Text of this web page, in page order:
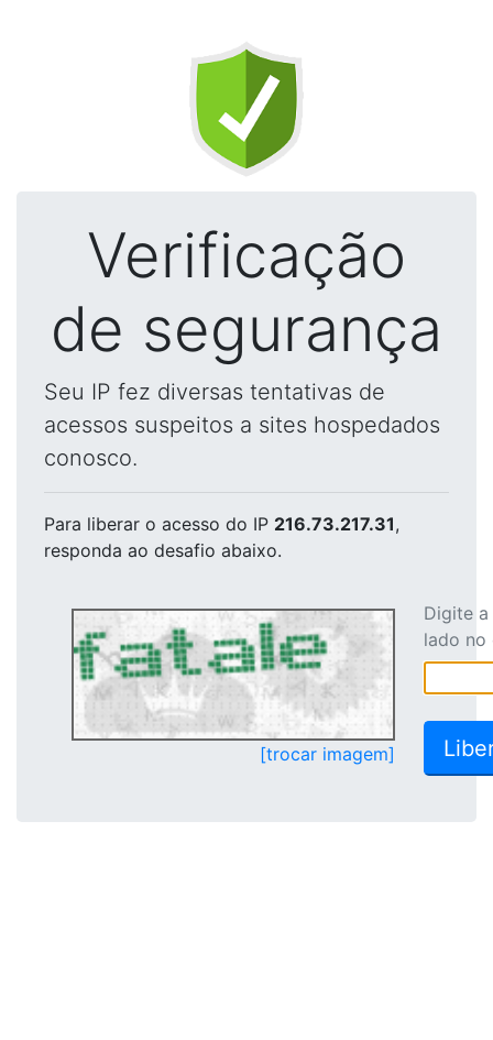
Verificação
de segurança
Seu IP fez diversas tentativas de
acessos suspeitos a sites hospedados
conosco.
Para liberar o acesso do IP 216.73.217.31,
responda ao desafio abaixo.
[trocar imagem]
Digite
lado no